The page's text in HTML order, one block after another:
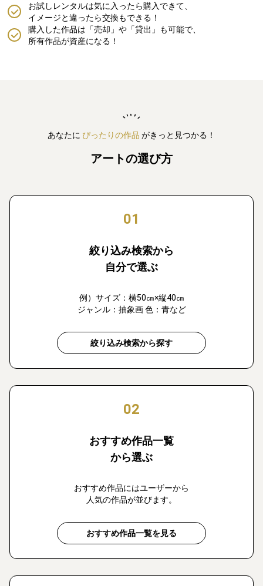
購入した作品は「売却」や「貸出」も可能で、
所有作品が資産になる！
お試しレンタルは気に入ったら購入できて、
イメージと違ったら交換もできる！
あなたに ぴったりの作品 がきっと見つかる！
アートの選び方
01
絞り込み検索から
自分で選ぶ
例）サイズ：横50㎝×縦40㎝
ジャンル：抽象画 色：青など
絞り込み検索から探す
02
おすすめ作品一覧
から選ぶ
おすすめ作品にはユーザーから
人気の作品が並びます。
おすすめ作品一覧を見る